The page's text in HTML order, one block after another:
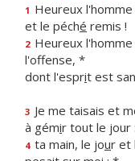
1 Heureux
et le péché remis !
2 Heureux
l'offense, *
dont l'esprit est
3 Je me taisais et
à gémir tout le jour
4 ta main, le jour et